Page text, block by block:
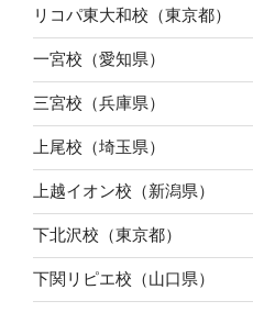
リコパ東大和校（東京都）
一宮校（愛知県）
三宮校（兵庫県）
上尾校（埼玉県）
上越イオン校（新潟県）
下北沢校（東京都）
下関リピエ校（山口県）